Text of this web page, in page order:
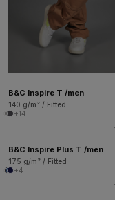
B&C Inspire T /men
140 g/m² / Fitted
+14
B&C Inspire Plus T /men
175 g/m² / Fitted
+4